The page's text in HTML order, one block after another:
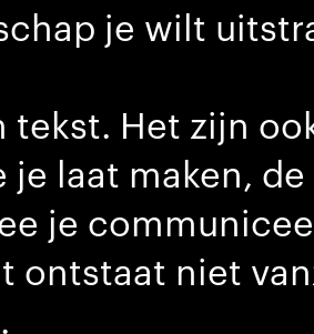
je wilt
tekst. Het zijn
je laat maken,
je
ontstaat niet